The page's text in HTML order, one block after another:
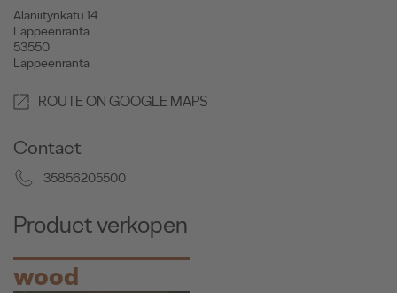
Alaniitynkatu 14
Lappeenranta
53550
Lappeenranta
ROUTE ON GOOGLE MAPS
Contact
35856205500
Product verkopen
wood